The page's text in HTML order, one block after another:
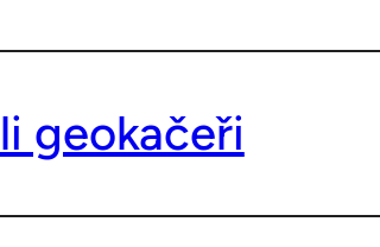
geokačeři